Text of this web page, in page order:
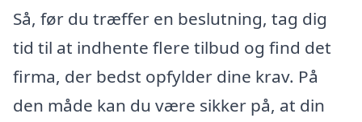
Så, før du træffer en beslutning, tag dig
tid til at indhente flere tilbud og find det
firma, der bedst opfylder dine krav. På
den måde kan du være sikker på, at din